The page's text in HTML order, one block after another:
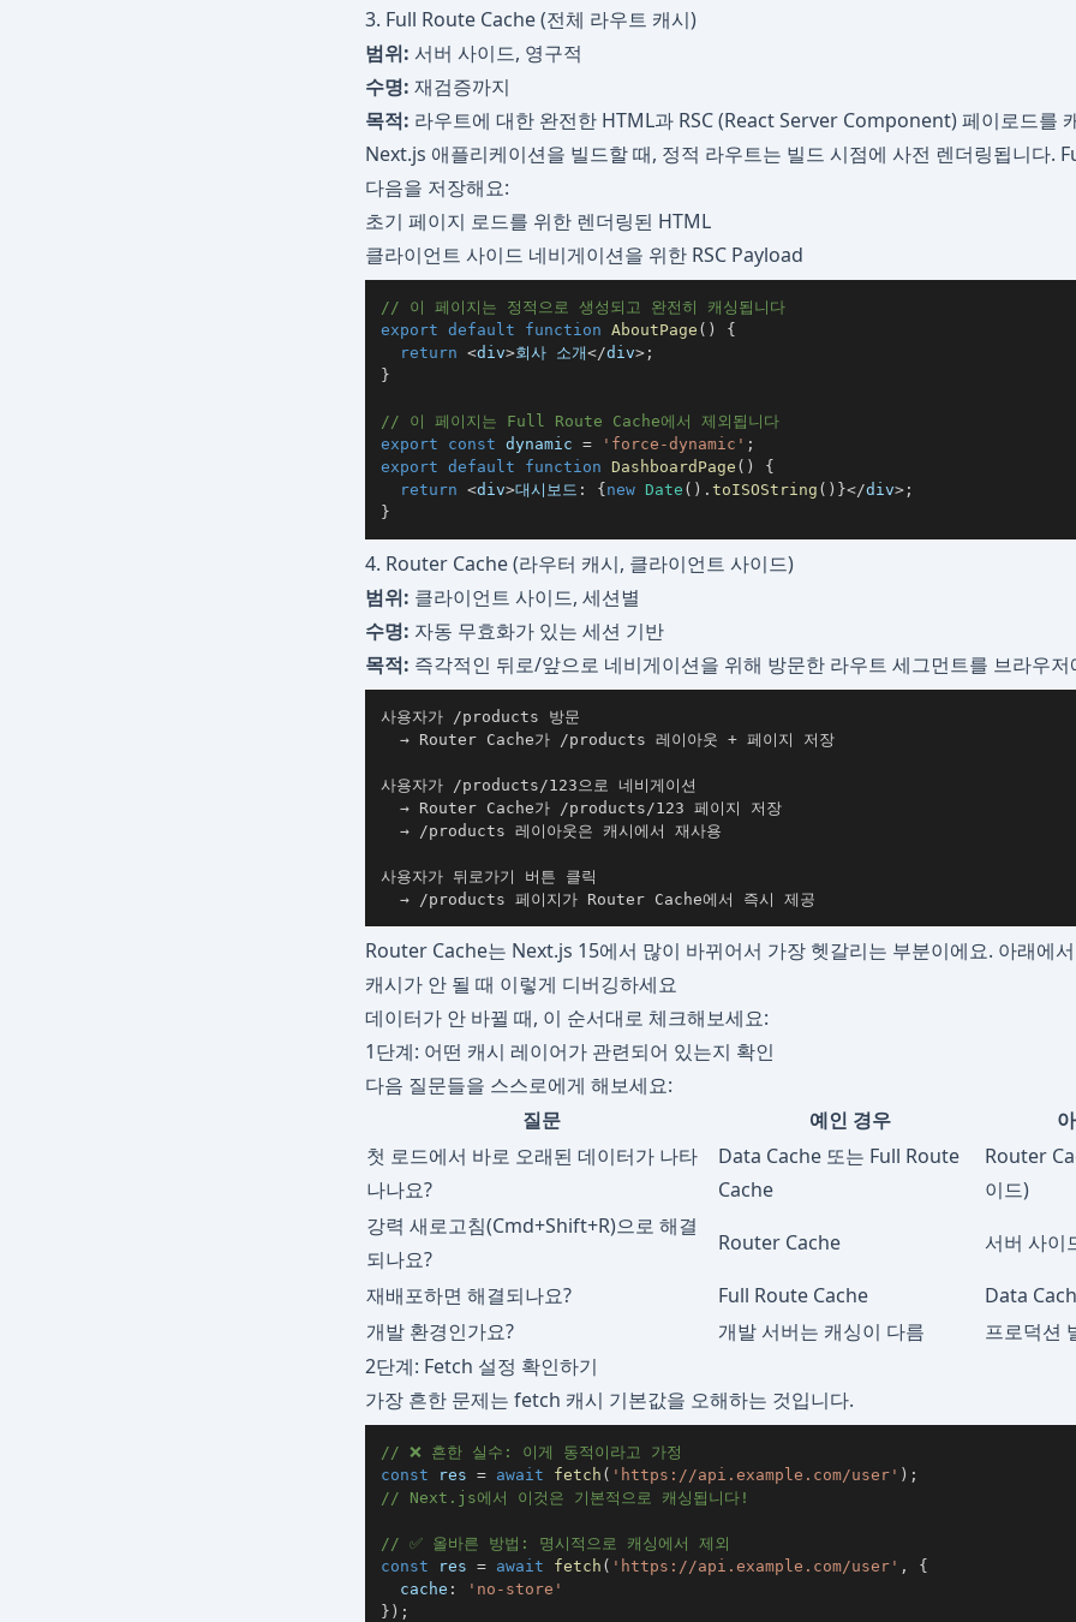
3. Full Route Cache (전체 라우트 캐시)
범위: 서버 사이드, 영구적
수명: 재검증까지
목적: 라우트에 대한 완전한 HTML과 RSC (React Server Component) 페이로드를
Next.js 애플리케이션을 빌드할 때, 정적 라우트는 빌드 시점에 사전 렌더링됩니다.
다음을 저장해요:
초기 페이지 로드를 위한 렌더링된 HTML
클라이언트 사이드 네비게이션을 위한 RSC Payload
// 이 페이지는 정적으로 생성되고 완전히 캐싱됩니다
export default function AboutPage ( )
{
return <div>회사 소개</div> ;
}
// 이 페이지는 Full Route Cache에서 제외됩니다
export
const dynamic = 'force-dynamic' ;
export default function DashboardPage ( )
{
return <div>대시보드 : {new Date ( ) . toISOString ( ) }</div> ;
}
4. Router Cache (라우터 캐시, 클라이언트 사이드)
범위: 클라이언트 사이드, 세션별
수명: 자동 무효화가 있는 세션 기반
목적: 즉각적인 뒤로/앞으로 네비게이션을 위해 방문한 라우트 세그먼트를 브라우저
  → Router Cache가 /products 레이아웃 + 페이지 저장
사용자가 /products/123으로 네비게이션
  → Router Cache가 /products/123 페이지 저장
  → /products 레이아웃은 캐시에서 재사용
사용자가 뒤로가기 버튼 클릭
  → /products 페이지가 Router Cache에서 즉시 제공
Router Cache는 Next.js 15에서 많이 바뀌어서 가장 헷갈리는 부분이에요. 아래에
캐시가 안 될 때 이렇게 디버깅하세요
데이터가 안 바뀔 때, 이 순서대로 체크해보세요:
1단계: 어떤 캐시 레이어가 관련되어 있는지 확인
다음 질문들을 스스로에게 해보세요:
질문
예인 경우
첫 로드에서 바로 오래된 데이터가 나타
나나요?
Data Cache 또는 Full Route
Cache
Router
이드)
강력 새로고침(Cmd+Shift+R)으로 해결
되나요?
Router Cache
서버 사이
재배포하면 해결되나요?
Full Route Cache
Data
개발 환경인가요?
개발 서버는 캐싱이 다름
프로덕션
2단계: Fetch 설정 확인하기
가장 흔한 문제는 fetch 캐시 기본값을 오해하는 것입니다.
// ❌ 흔한 실수: 이게 동적이라고 가정
const res = await fetch ( 'https://api.example.com/user' ) ;
// Next.js에서 이것은 기본적으로 캐싱됩니다!
// ✅ 올바른 방법: 명시적으로 캐싱에서 제외
const res = await fetch ( 'https://api.example.com/user' ,
{
  cache
:
'no-store'
} ) ;